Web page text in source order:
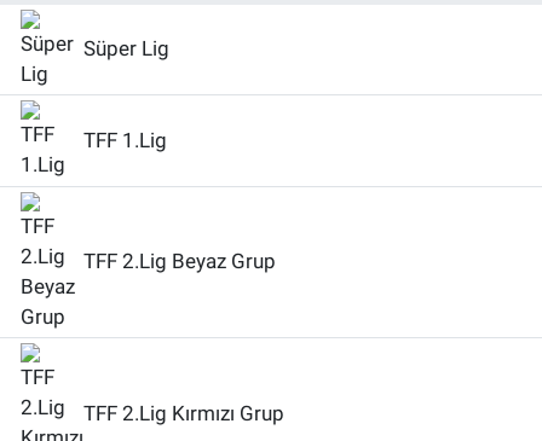
Süper Lig
TFF 1.Lig
TFF 2.Lig Beyaz Grup
TFF 2.Lig Kırmızı Grup